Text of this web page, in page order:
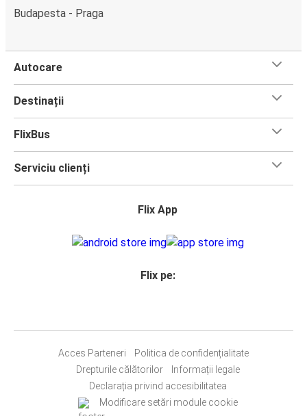
Budapesta - Praga
Autocare
Destinații
FlixBus
Serviciu clienți
Flix App
Flix pe:
Acces Parteneri
Politica de confidențialitate
Drepturile călătorilor
Informații legale
Declarația privind accesibilitatea
Modificare setări module cookie